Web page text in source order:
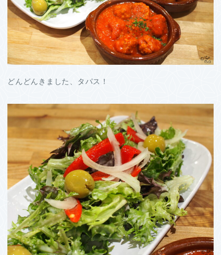
どんどんきました、タパス！